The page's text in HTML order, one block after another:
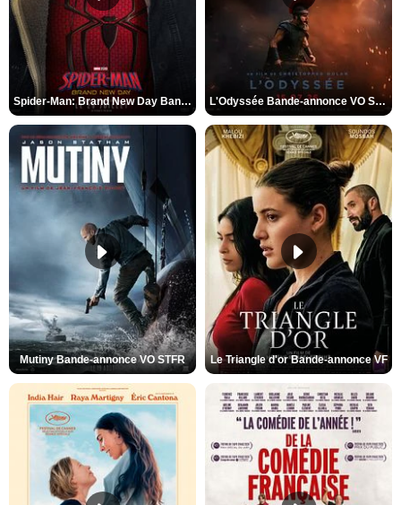
Spider-Man: Brand New Day Bande-annonce VO STFR L'Odyssée Bande-annonce VO STFR
Mutiny Bande-annonce VO STFR Le Triangle d'or Bande-annonce VF